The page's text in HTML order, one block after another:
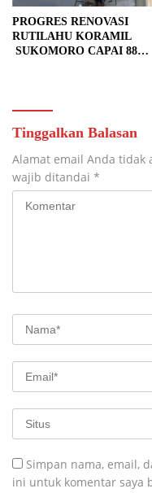
PROGRES RENOVASI
RUTILAHU KORAMIL
SUKOMORO CAPAI 88
Tinggalkan Balasan
Alamat email Anda tidak
wajib ditandai *
Simpan nama, email,
ini untuk komentar saya